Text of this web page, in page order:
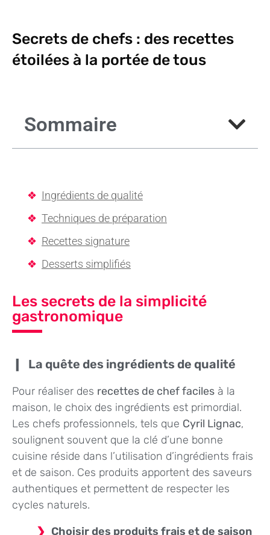
Secrets de chefs : des recettes
étoilées à la portée de tous
Sommaire
Ingrédients de qualité
Techniques de préparation
Recettes signature
Desserts simplifiés
Les secrets de la simplicité
gastronomique
La quête des ingrédients de qualité
Pour réaliser des recettes de chef faciles à la
maison, le choix des ingrédients est primordial.
Les chefs professionnels, tels que Cyril Lignac,
soulignent souvent que la clé d’une bonne
cuisine réside dans l’utilisation d’ingrédients frais
et de saison. Ces produits apportent des saveurs
authentiques et permettent de respecter les
cycles naturels.
Choisir des produits frais et de saison